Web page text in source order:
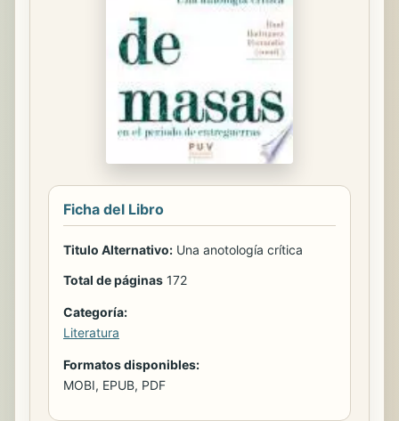
Ficha del Libro
Titulo Alternativo: Una anotología crítica
Total de páginas 172
Categoría:
Literatura
Formatos disponibles:
MOBI, EPUB, PDF